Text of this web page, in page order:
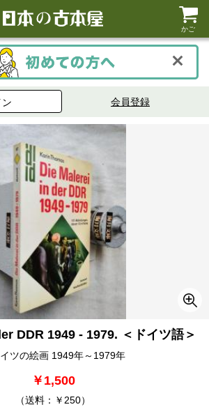
かご
ン 会員登録
DDR 1949 - 1979. ＜ドイツ語＞
ツの絵画 1949年～1979年
￥1,500
（送料：￥250）